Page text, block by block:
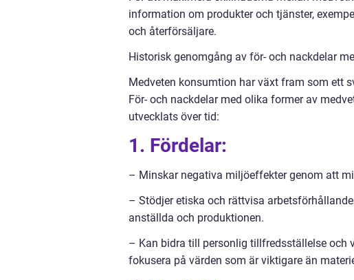
information om produkter och tjänster,
och återförsäljare.
Historisk genomgång av för- och nackdelar
Medveten konsumtion har växt fram som ett
För- och nackdelar med olika former av
utvecklats över tid:
1. Fördelar:
– Minskar negativa miljöeffekter genom att
– Stödjer etiska och rättvisa
anställda och produktionen.
– Kan bidra till personlig tillfredsställelse och
fokusera på värden som är viktigare än